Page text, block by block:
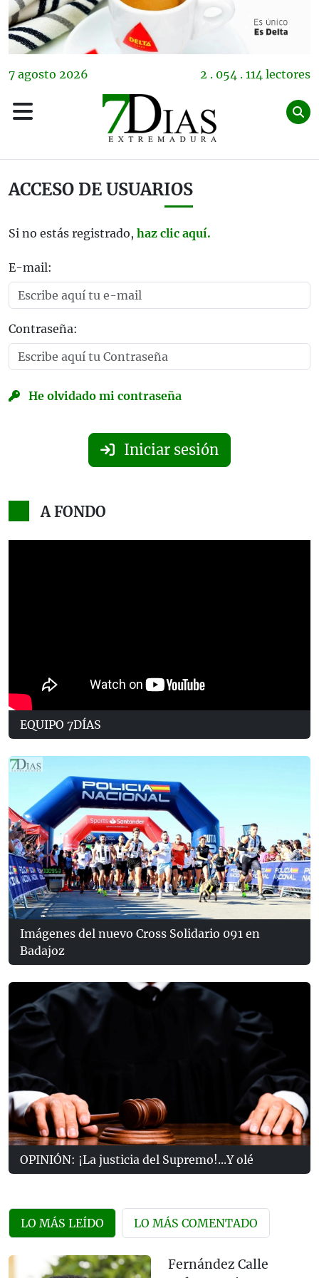
7 agosto 2026 2 . 054 . 114 lectores
ACCESO DE USUARIOS
Si no estás registrado, haz clic aquí.
E-mail:
Contraseña:
He olvidado mi contraseña
Iniciar sesión
A FONDO
EQUIPO 7DÍAS
Imágenes del nuevo Cross Solidario 091 en
Badajoz
OPINIÓN: ¡La justicia del Supremo!...Y olé
LO MÁS LEÍDO LO MÁS COMENTADO
Fernández Calle